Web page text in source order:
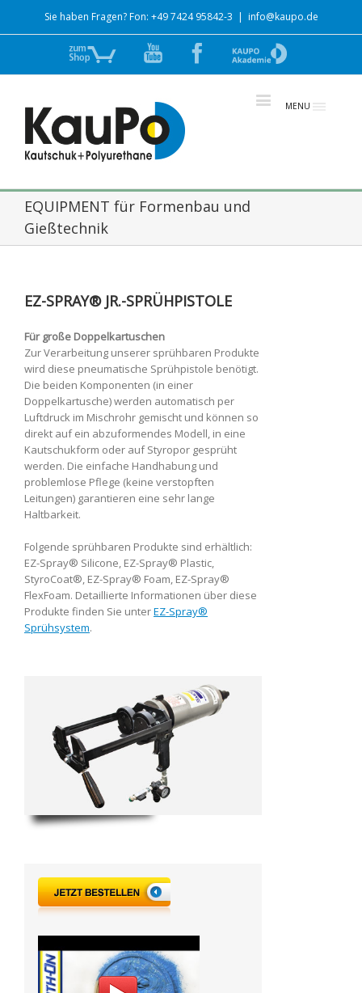
Sie haben Fragen? Fon: +49 7424 95842-3 | info@kaupo.de
Zum
Shop
YouTube Facebook
zur
Akademie
MENU
EQUIPMENT für Formenbau und
Gießtechnik
EZ-SPRAY® JR.-SPRÜHPISTOLE
Für große Doppelkartuschen
Zur Verarbeitung unserer sprühbaren Produkte
wird diese pneumatische Sprühpistole benötigt.
Die beiden Komponenten (in einer
Doppelkartusche) werden automatisch per
Luftdruck im Mischrohr gemischt und können so
direkt auf ein abzuformendes Modell, in eine
Kautschukform oder auf Styropor gesprüht
werden. Die einfache Handhabung und
problemlose Pflege (keine verstopften
Leitungen) garantieren eine sehr lange
Haltbarkeit.
Folgende sprühbaren Produkte sind erhältlich:
EZ-Spray® Silicone, EZ-Spray® Plastic,
StyroCoat®, EZ-Spray® Foam, EZ-Spray®
FlexFoam. Detaillierte Informationen über diese
Produkte finden Sie unterEZ-Spray®
Sprühsystem.